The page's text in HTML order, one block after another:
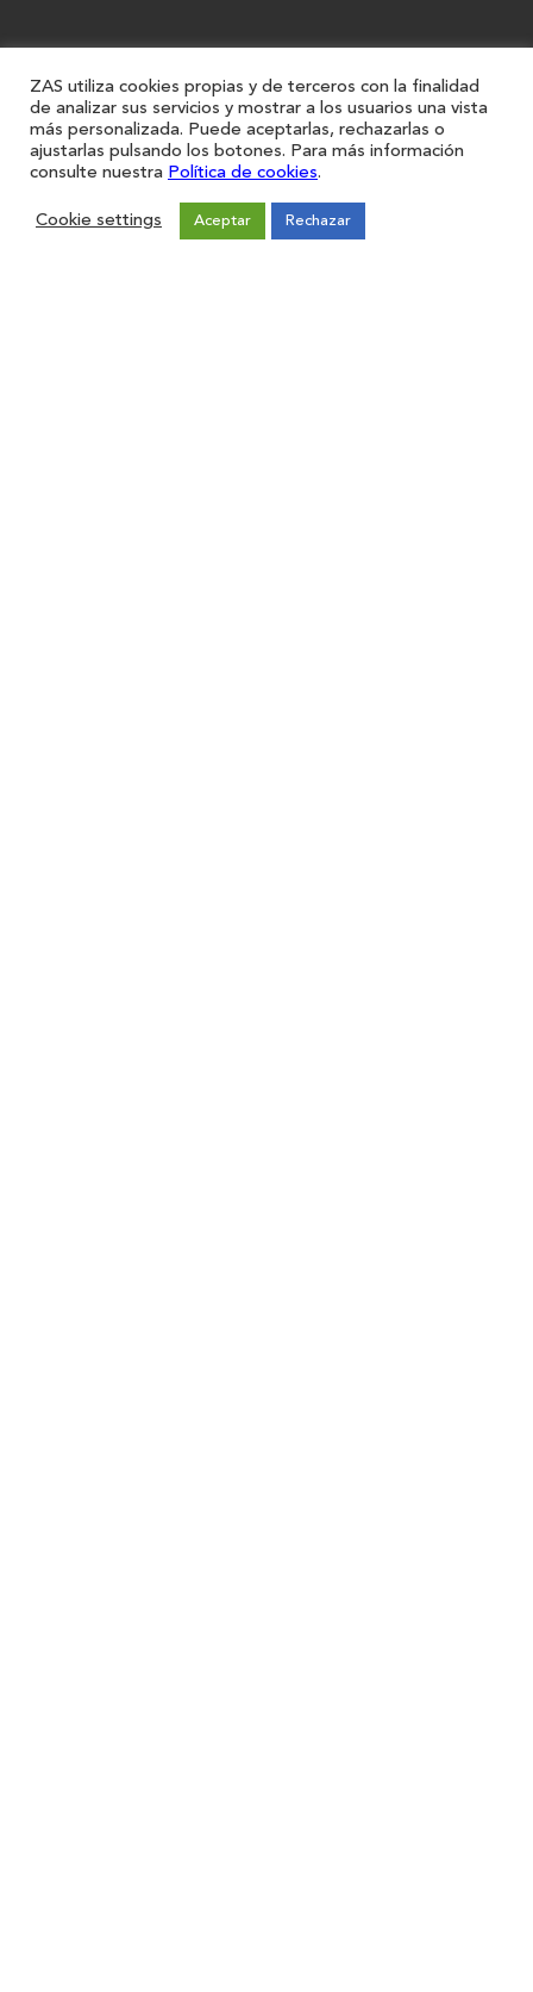
ZAS utiliza cookies propias y de terceros con la finalidad
de analizar sus servicios y mostrar a los usuarios una vista
más personalizada. Puede aceptarlas, rechazarlas o
ajustarlas pulsando los botones. Para más información
consulte nuestra Política de cookies.
Cookie settings Aceptar Rechazar